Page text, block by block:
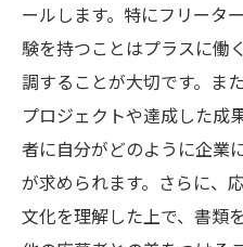
ールします。特にフリータ
験を持つことはプラスに働
調することが大切です。ま
プロジェクトや達成した成
者に自分がどのように企業
が求められます。さらに、
文化を理解した上で、書類